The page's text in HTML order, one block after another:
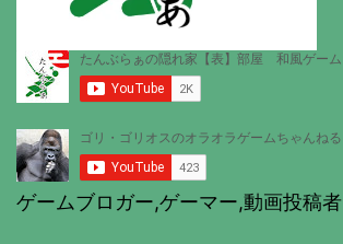
ゲームブロガー,ゲーマー,動画投稿者